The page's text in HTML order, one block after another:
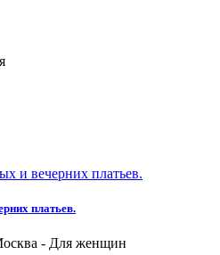
платьев.
- Для женщин